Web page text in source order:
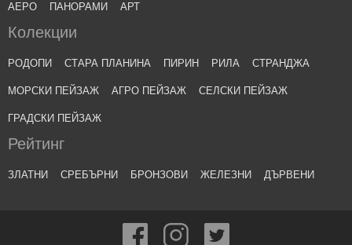
АЕРО ПАНОРАМИ АРТ
Колекции
РОДОПИ СТАРА ПЛАНИНА ПИРИН РИЛА СТРАНДЖА
МОРСКИ ПЕЙЗАЖ АГРО ПЕЙЗАЖ СЕЛСКИ ПЕЙЗАЖ
ГРАДСКИ ПЕЙЗАЖ
Рейтинг
ЗЛАТНИ СРЕБЪРНИ БРОНЗОВИ ЖЕЛЕЗНИ ДЪРВЕНИ